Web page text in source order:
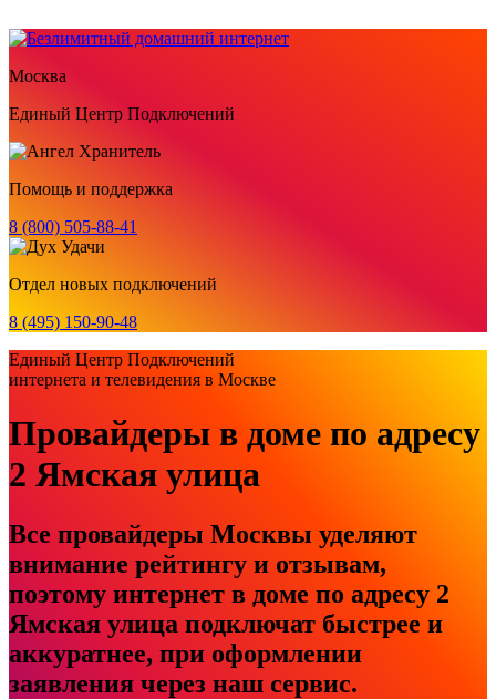
Москва
Единый Центр Подключений
Помощь и поддержка
8 (800) 505-88-41
Отдел новых подключений
8 (495) 150-90-48
Единый Центр Подключений
интернета и телевидения в Москве
Провайдеры в доме по адресу
2 Ямская улица
Все провайдеры Москвы уделяют
внимание рейтингу и отзывам,
поэтому интернет в доме по адресу 2
Ямская улица подключат быстрее и
аккуратнее, при оформлении
заявления через наш сервис.